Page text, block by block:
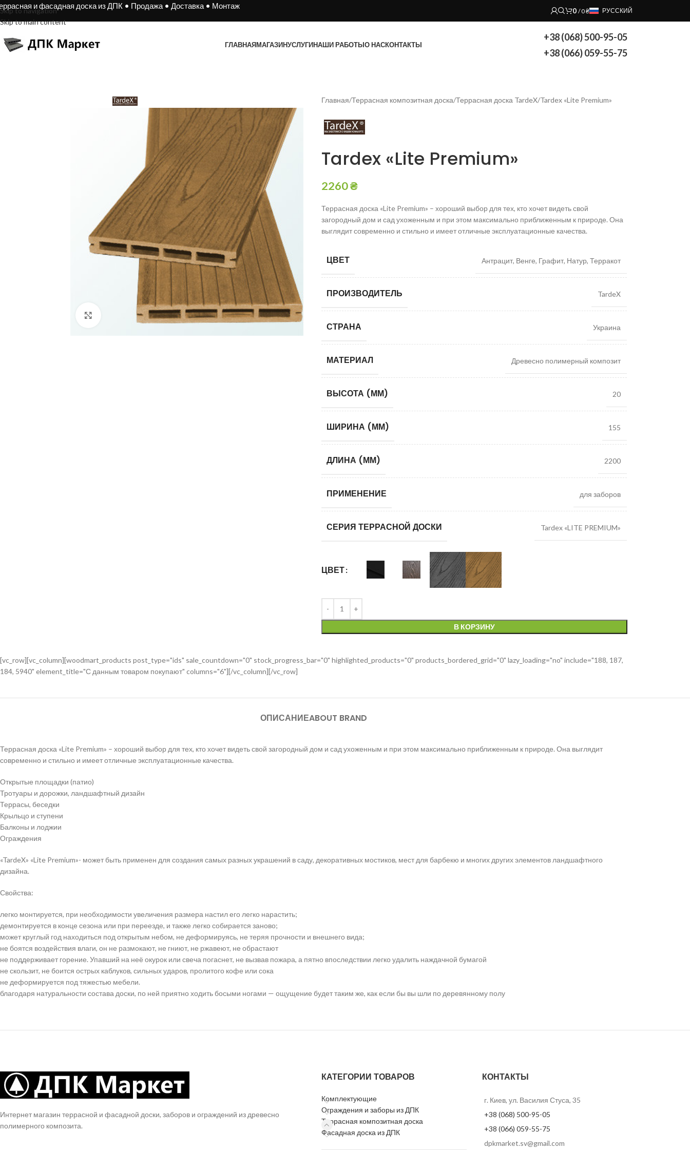
Skip to navigation
Skip to main content
и фасадная доска из ДПК • Продажа • Доставка • Монтаж
0 /0₴ РУССКИЙ
ГЛАВНАЯМАГАЗИНУСЛУГИНАШИ РАБОТЫО НАСКОНТАКТЫ
+38 (068) 500-95-05
+38 (066) 059-55-75
Click to enlarge
Главная Террасная композитная доска Террасная доска TardeX Tardex «Lite Premium»
Tardex «Lite Premium»
2260₴
Террасная доска «Lite Premium» – хороший выбор для тех, кто хочет видеть свой
загородный дом и сад ухоженным и при этом максимально приближенным к природе. Она
выглядит современно и стильно и имеет отличные эксплуатационные качества.
ЦВЕТ Антрацит, Венге, Графит, Натур, Терракот
ПРОИЗВОДИТЕЛЬ TardeX
СТРАНА Украина
МАТЕРИАЛ Древесно полимерный композит
ВЫСОТА (ММ) 20
ШИРИНА (ММ) 155
ДЛИНА (ММ) 2200
ПРИМЕНЕНИЕ для заборов
СЕРИЯ ТЕРРАСНОЙ ДОСКИ Tardex «LITE PREMIUM»
ЦВЕТ
В КОРЗИНУ
[vc_row][vc_column][woodmart_products post_type="ids" sale_countdown="0" stock_progress_bar="0" highlighted_products="0" products_bordered_grid="0" lazy_loading="no" include="188, 187,
184, 5940" element_title="С данным товаром покупают" columns="6"][/vc_column][/vc_row]
ОПИСАНИЕABOUT BRAND
Террасная доска «Lite Premium» – хороший выбор для тех, кто хочет видеть свой загородный дом и сад ухоженным и при этом максимально приближенным к природе. Она выглядит
современно и стильно и имеет отличные эксплуатационные качества.
Открытые площадки (патио)
Тротуары и дорожки, ландшафтный дизайн
Террасы, беседки
Крыльцо и ступени
Балконы и лоджии
Ограждения
«TardeX» «Lite Premium»- может быть применен для создания самых разных украшений в саду, декоративных мостиков, мест для барбекю и многих других элементов ландшафтного
дизайна.
Свойства:
легко монтируется, при необходимости увеличения размера настил его легко нарастить;
демонтируется в конце сезона или при переезде, и также легко собирается заново;
может круглый год находиться под открытым небом, не деформируясь, не теряя прочности и внешнего вида;
не боятся воздействия влаги, он не размокают, не гниют, не ржавеют, не обрастают
не поддерживает горение. Упавший на неё окурок или свеча погаснет, не вызвав пожара, а пятно впоследствии легко удалить наждачной бумагой
не скользит, не боится острых каблуков, сильных ударов, пролитого кофе или сока
не деформируется под тяжестью мебели.
благодаря натуральности состава доски, по ней приятно ходить босыми ногами — ощущение будет таким же, как если бы вы шли по деревянному полу
Интернет магазин террасной и фасадной доски, заборов и ограждений из древесно
полимерного композита.
КАТЕГОРИИ ТОВАРОВ
Комплектующие
Ограждения и заборы из ДПК
Террасная композитная доска
Фасадная доска из ДПК
КОНТАКТЫ
г. Киев, ул. Василия Стуса, 35
+38 (068) 500-95-05
+38 (066) 059-55-75
dpkmarket.sv@gmail.com